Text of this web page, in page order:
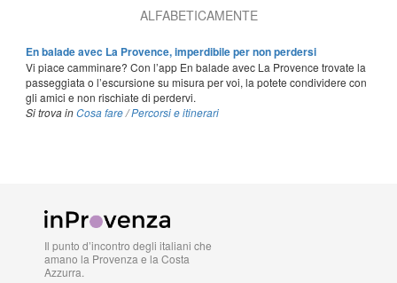
ALFABETICAMENTE
En balade avec La Provence, imperdibile per non perdersi
Vi piace camminare? Con l’app En balade avec La Provence trovate la
passeggiata o l’escursione su misura per voi, la potete condividere con
gli amici e non rischiate di perdervi.
Si trova in Cosa fare /Percorsi e itinerari
Il punto d’incontro degli italiani che
amano la Provenza e la Costa
Azzurra.